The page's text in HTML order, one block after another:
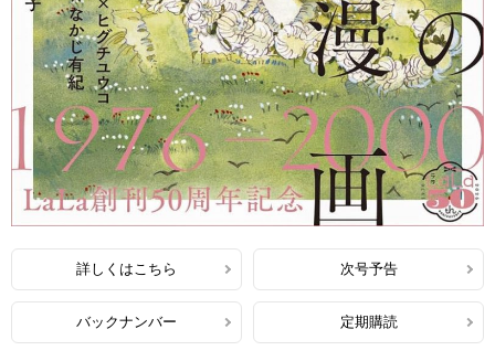
詳しくはこちら 次号予告
バックナンバー 定期購読